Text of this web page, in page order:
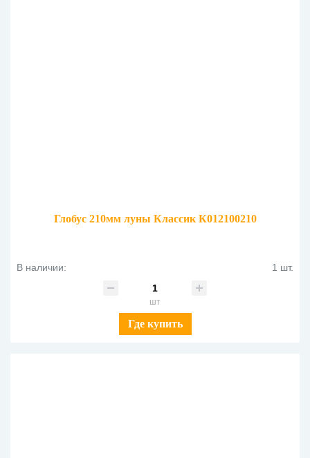
Глобус 210мм луны Классик К012100210
В наличии: 1 шт.
шт
Где купить